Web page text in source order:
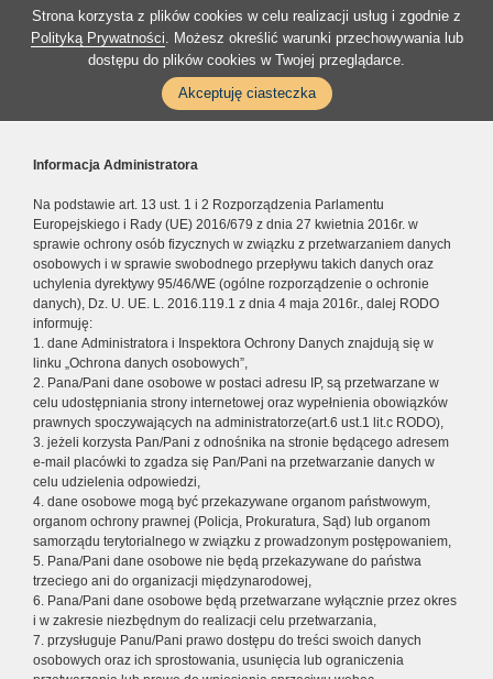
Strona korzysta z plików cookies w celu realizacji usług i zgodnie z
Polityką Prywatności. Możesz określić warunki przechowywania lub
dostępu do plików cookies w Twojej przeglądarce.
Akceptuję ciasteczka
Informacja Administratora
Na podstawie art. 13 ust. 1 i 2 Rozporządzenia Parlamentu
Europejskiego i Rady (UE) 2016/679 z dnia 27 kwietnia 2016r. w
sprawie ochrony osób fizycznych w związku z przetwarzaniem danych
osobowych i w sprawie swobodnego przepływu takich danych oraz
uchylenia dyrektywy 95/46/WE (ogólne rozporządzenie o ochronie
danych), Dz. U. UE. L. 2016.119.1 z dnia 4 maja 2016r., dalej RODO
informuję:
1. dane Administratora i Inspektora Ochrony Danych znajdują się w
linku „Ochrona danych osobowych”,
2. Pana/Pani dane osobowe w postaci adresu IP, są przetwarzane w
celu udostępniania strony internetowej oraz wypełnienia obowiązków
prawnych spoczywających na administratorze(art.6 ust.1 lit.c RODO),
3. jeżeli korzysta Pan/Pani z odnośnika na stronie będącego adresem
e-mail placówki to zgadza się Pan/Pani na przetwarzanie danych w
celu udzielenia odpowiedzi,
4. dane osobowe mogą być przekazywane organom państwowym,
organom ochrony prawnej (Policja, Prokuratura, Sąd) lub organom
samorządu terytorialnego w związku z prowadzonym postępowaniem,
5. Pana/Pani dane osobowe nie będą przekazywane do państwa
trzeciego ani do organizacji międzynarodowej,
6. Pana/Pani dane osobowe będą przetwarzane wyłącznie przez okres
i w zakresie niezbędnym do realizacji celu przetwarzania,
7. przysługuje Panu/Pani prawo dostępu do treści swoich danych
osobowych oraz ich sprostowania, usunięcia lub ograniczenia